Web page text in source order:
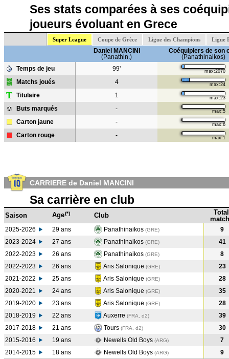
Ses stats comparées à ses
joueurs évoluant en Grece
Super League Coupe de Grèce Ligue des Champions Ligue
Daniel MANCINI
(Panathin.)
Coéquipiers de son
(Panathinaikos)
Temps de jeu
99' max:2070
Matchs joués 4 max:24
T Titulaire 1 max:23
Buts marqués - max:5
Carton jaune - max:6
Carton rouge - max:1
CARRIERE de Daniel MANCINI
Sa carrière en club
Saison Age(*) Club
Total
2025-2026 29 ans Panathinaikos (GRE)
9
2023-2024
27 ans Panathinaikos (GRE)
41
2022-2023
26 ans Panathinaikos (GRE)
8
2022-2023
26 ans Aris Salonique (GRE)
23
2021-2022
25 ans Aris Salonique (GRE)
28
2020-2021
24 ans Aris Salonique (GRE)
35
2019-2020
23 ans Aris Salonique (GRE)
28
2018-2019
22 ans Auxerre (FRA, d2)
39
2017-2018
21 ans Tours (FRA, d2)
30
2015-2016
19 ans Newells Old Boys (ARG)
7
2014-2015
18 ans Newells Old Boys (ARG) 9